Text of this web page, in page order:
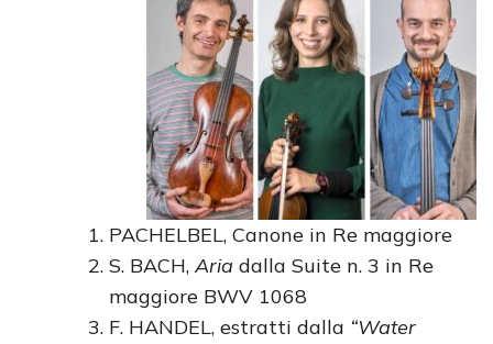
PACHELBEL, Canone in Re maggiore
S. BACH,Aria dalla Suite n. 3 in Re
maggiore BWV 1068
F. HANDEL, estratti dalla “Water